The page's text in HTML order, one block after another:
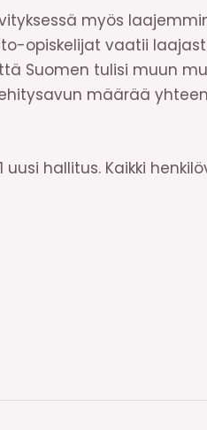
myös
opiskelijat vaatii
Suomen tulisi muun
määrää
uusi hallitus. Kaikki